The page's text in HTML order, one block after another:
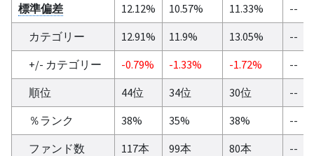
標準偏差
12.12% 10.57% 11.33%
--
カテゴリー
12.91% 11.9% 13.05%
--
+/- カテゴリー
-0.79% -1.33% -1.72%
--
順位
44位 34位 30位
--
％ランク
38% 35% 38%
--
ファンド数
117本 99本 80本
--